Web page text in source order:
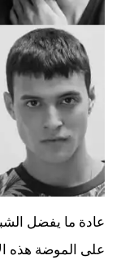
عادة ما يفضل
على الموضة هذه